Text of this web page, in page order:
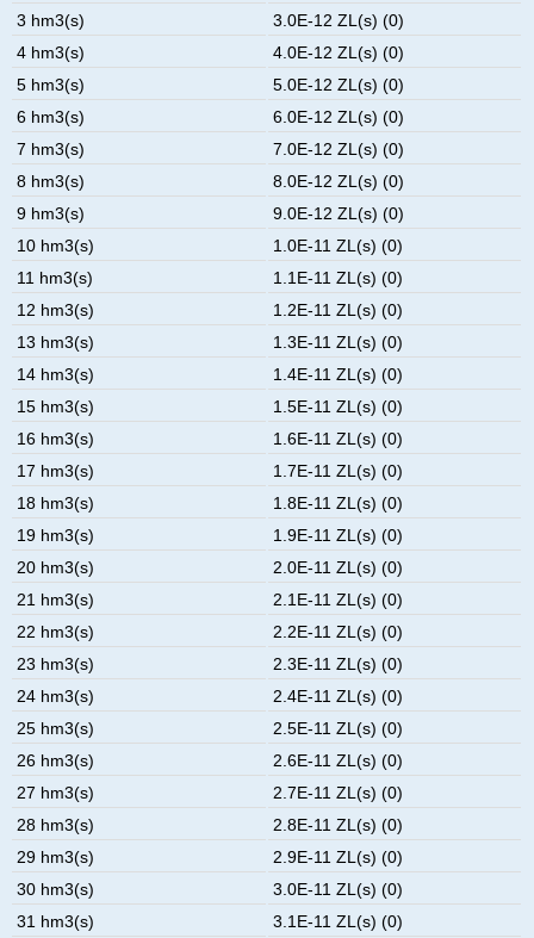
3 hm3(s)
3.0E-12 ZL(s) (0)
4 hm3(s)
4.0E-12 ZL(s) (0)
5 hm3(s)
5.0E-12 ZL(s) (0)
6 hm3(s)
6.0E-12 ZL(s) (0)
7 hm3(s)
7.0E-12 ZL(s) (0)
8 hm3(s)
8.0E-12 ZL(s) (0)
9 hm3(s)
9.0E-12 ZL(s) (0)
10 hm3(s)
1.0E-11 ZL(s) (0)
11 hm3(s)
1.1E-11 ZL(s) (0)
12 hm3(s)
1.2E-11 ZL(s) (0)
13 hm3(s)
1.3E-11 ZL(s) (0)
14 hm3(s)
1.4E-11 ZL(s) (0)
15 hm3(s)
1.5E-11 ZL(s) (0)
16 hm3(s)
1.6E-11 ZL(s) (0)
17 hm3(s)
1.7E-11 ZL(s) (0)
18 hm3(s)
1.8E-11 ZL(s) (0)
19 hm3(s)
1.9E-11 ZL(s) (0)
20 hm3(s)
2.0E-11 ZL(s) (0)
21 hm3(s)
2.1E-11 ZL(s) (0)
22 hm3(s)
2.2E-11 ZL(s) (0)
23 hm3(s)
2.3E-11 ZL(s) (0)
24 hm3(s)
2.4E-11 ZL(s) (0)
25 hm3(s)
2.5E-11 ZL(s) (0)
26 hm3(s)
2.6E-11 ZL(s) (0)
27 hm3(s)
2.7E-11 ZL(s) (0)
28 hm3(s)
2.8E-11 ZL(s) (0)
29 hm3(s)
2.9E-11 ZL(s) (0)
30 hm3(s)
3.0E-11 ZL(s) (0)
31 hm3(s)
3.1E-11 ZL(s) (0)